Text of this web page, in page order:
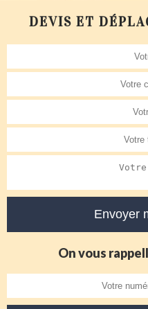
DEVIS ET
On vous